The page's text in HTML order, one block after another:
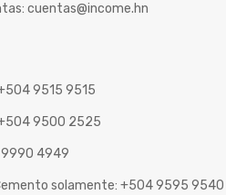
cuentas@income.hn
9515 9515
9500 2525
9990 4949
solamente: +504 9595 9540